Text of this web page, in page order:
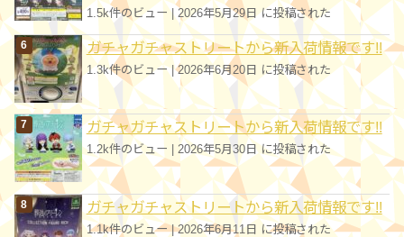
1.5k件のビュー | 2026年5月29日 に投稿された
ガチャガチャストリートから新入荷情報です!!
1.3k件のビュー|2026年6月20日 に投稿された
ガチャガチャストリートから新入荷情報です!!
1.2k件のビュー 2026年5月30日 に投稿された
ガチャガチャストリートから新入荷情報です!!
1.1k件のビュー|2026年6月11日 に投稿された